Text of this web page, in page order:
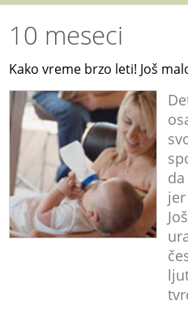
10 meseci
Kako vreme brzo leti! Još